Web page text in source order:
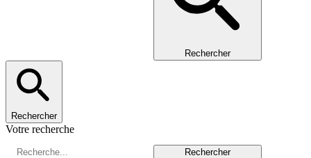
Rechercher
Rechercher
Votre recherche
Rechercher